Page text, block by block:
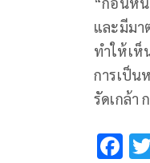
และมีมา
ทำให้เห็
การเป็น
รัดเกล้า
F